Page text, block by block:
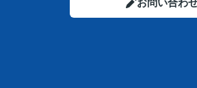
お問い合わ